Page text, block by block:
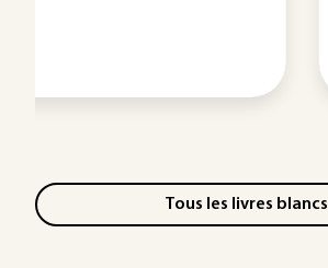
Tous les livres blancs